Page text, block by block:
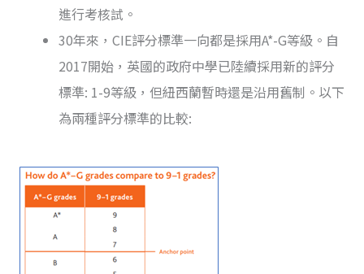
進行考核試。
30年來，CIE評分標準一向都是採用A*-G等級。自
2017開始，英國的政府中學已陸續採用新的評分
標準: 1-9等級，但紐西蘭暫時還是沿用舊制。以下
為兩種評分標準的比較: